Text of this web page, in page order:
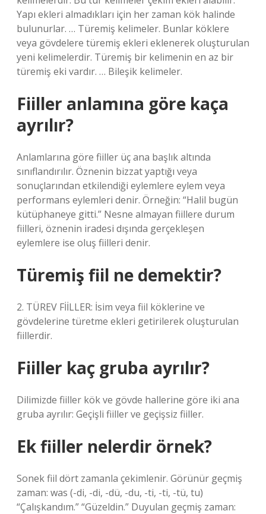
Yapı ekleri almadıkları için her zaman kök halinde
bulunurlar. … Türemiş kelimeler. Bunlar köklere
veya gövdelere türemiş ekleri eklenerek oluşturulan
yeni kelimelerdir. Türemiş bir kelimenin en az bir
türemiş eki vardır. … Bileşik kelimeler.
Fiiller anlamına göre kaça
ayrılır?
Anlamlarına göre fiiller üç ana başlık altında
sınıflandırılır. Öznenin bizzat yaptığı veya
sonuçlarından etkilendiği eylemlere eylem veya
performans eylemleri denir. Örneğin: “Halil bugün
kütüphaneye gitti.” Nesne almayan fiillere durum
fiilleri, öznenin iradesi dışında gerçekleşen
eylemlere ise oluş fiilleri denir.
Türemiş fiil ne demektir?
2. TÜREV FİİLLER: İsim veya fiil köklerine ve
gövdelerine türetme ekleri getirilerek oluşturulan
fiillerdir.
Fiiller kaç gruba ayrılır?
Dilimizde fiiller kök ve gövde hallerine göre iki ana
gruba ayrılır: Geçişli fiiller ve geçişsiz fiiller.
Ek fiiller nelerdir örnek?
Sonek fiil dört zamanla çekimlenir. Görünür geçmiş
zaman: was (-di, -di, -dü, -du, -ti, -ti, -tü, tu)
“Çalışkandım.” “Güzeldin.” Duyulan geçmiş zaman: